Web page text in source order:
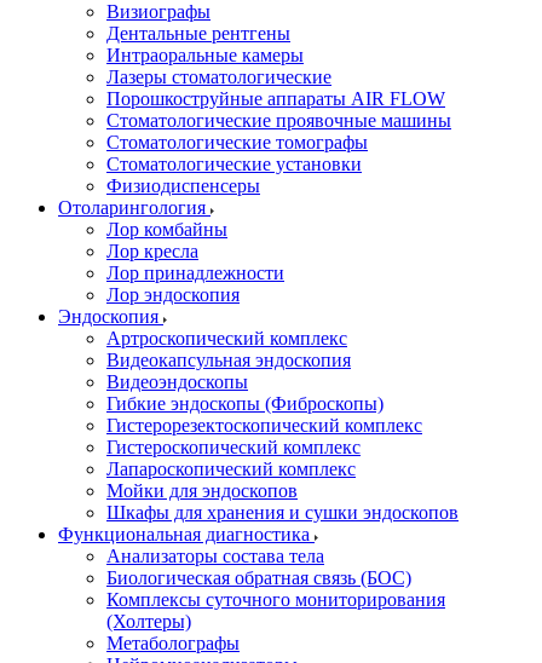
Визиографы
Дентальные рентгены
Интраоральные камеры
Лазеры стоматологические
Порошкоструйные аппараты AIR FLOW
Стоматологические проявочные машины
Стоматологические томографы
Стоматологические установки
Физиодиспенсеры
Отоларингология
Лор комбайны
Лор кресла
Лор принадлежности
Лор эндоскопия
Эндоскопия
Артроскопический комплекс
Видеокапсульная эндоскопия
Видеоэндоскопы
Гибкие эндоскопы (Фиброcкопы)
Гистерорезектоскопический комплекс
Гистероскопический комплекс
Лапароскопический комплекс
Мойки для эндоскопов
Шкафы для хранения и сушки эндоскопов
Функциональная диагностика
Анализаторы состава тела
Биологическая обратная связь (БОС)
Комплексы суточного мониторирования
(Холтеры)
Метаболографы